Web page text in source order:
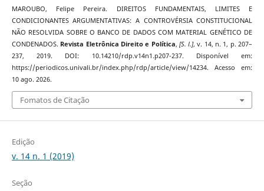
MAROUBO, Felipe Pereira. DIREITOS FUNDAMENTAIS, LIMITES E
CONDICIONANTES ARGUMENTATIVAS: A CONTROVÉRSIA CONSTITUCIONAL
NÃO RESOLVIDA SOBRE O BANCO DE DADOS COM MATERIAL GENÉTICO DE
CONDENADOS. Revista Eletrônica Direito e Política, [S. l.], v. 14, n. 1, p. 207–
237, 2019. DOI: 10.14210/rdp.v14n1.p207-237. Disponível em:
https://periodicos.univali.br/index.php/rdp/article/view/14234. Acesso em:
10 ago. 2026.
Fomatos de Citação
Edição
v. 14 n. 1 (2019)
Seção